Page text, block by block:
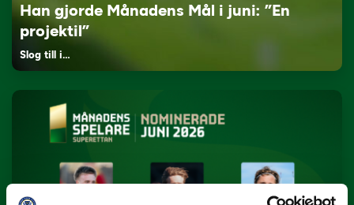
Han gjorde Månadens Mål i juni: ”En
projektil”
Slog till i…